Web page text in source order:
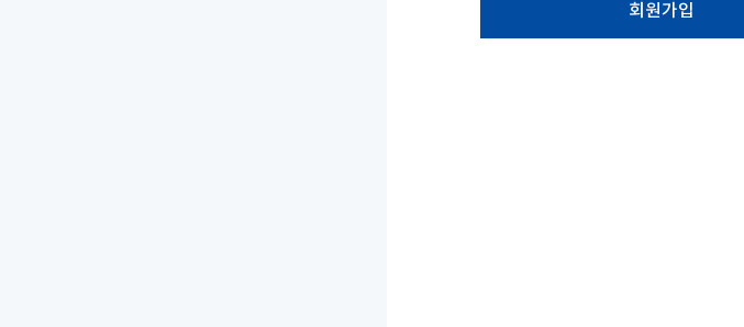
회원가입